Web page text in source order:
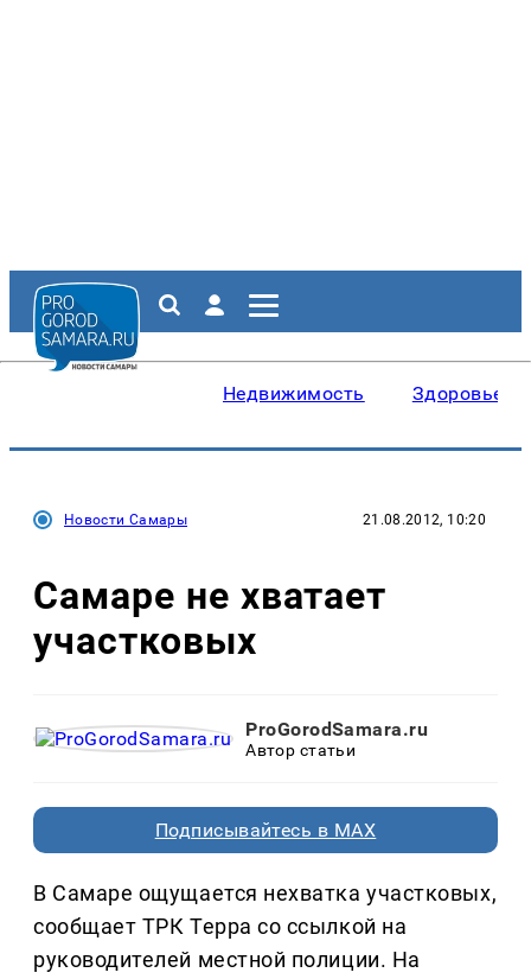
Недвижимость Здоровье
Новости Самары 21.08.2012, 10:20
Самаре не хватает
участковых
ProGorodSamara.ru
Автор статьи
Подписывайтесь в MAX
В Самаре ощущается нехватка участковых,
сообщает ТРК Терра со ссылкой на
руководителей местной полиции. На